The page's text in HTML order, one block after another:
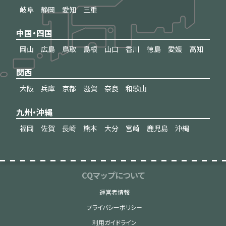
岐阜 静岡 愛知 三重
中国・四国
岡山 広島 鳥取 島根 山口 香川 徳島 愛媛 高知
関西
大阪 兵庫 京都 滋賀 奈良 和歌山
九州・沖縄
福岡 佐賀 長崎 熊本 大分 宮崎 鹿児島 沖縄
CQマップについて
運営者情報
プライバシーポリシー
利用ガイドライン